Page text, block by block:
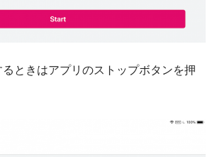
ときはアプリのストップボタンを押